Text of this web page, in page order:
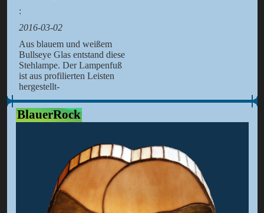
:
2016-03-02
Aus blauem und weißem
Bullseye Glas entstand diese
Stehlampe. Der Lampenfuß
ist aus profilierten Leisten
hergestellt-
BlauerRock